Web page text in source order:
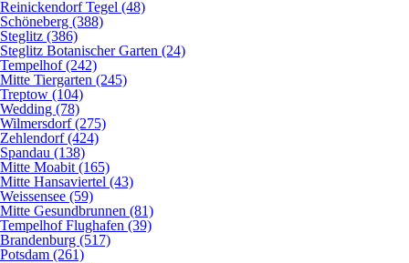
Reinickendorf Tegel (48)
Schöneberg (388)
Steglitz (386)
Steglitz Botanischer Garten (24)
Tempelhof (242)
Mitte Tiergarten (245)
Treptow (104)
Wedding (78)
Wilmersdorf (275)
Zehlendorf (424)
Spandau (138)
Mitte Moabit (165)
Mitte Hansaviertel (43)
Weissensee (59)
Mitte Gesundbrunnen (81)
Tempelhof Flughafen (39)
Brandenburg (517)
Potsdam (261)